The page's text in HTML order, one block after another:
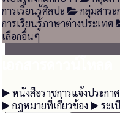
การเรียนรู้ศิลปะ
กลุ่มสาระ
การเรียนรู้ภาษาต่างประเทศ
เลือกอื่นๆ
หนังสือราชการแจ้งประกาศ
กฎหมายที่เกี่ยวข้อง
ระเ